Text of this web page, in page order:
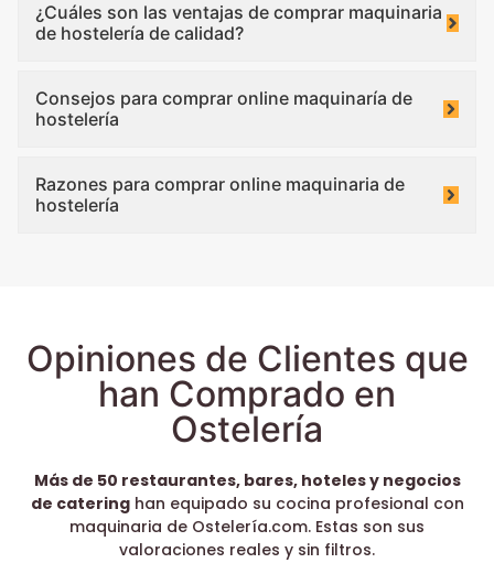
¿Cuáles son las ventajas de comprar maquinaria
de hostelería de calidad?
Consejos para comprar online maquinaría de
hostelería
Razones para comprar online maquinaria de
hostelería
Opiniones de Clientes que
han Comprado en
Ostelería
Más de 50 restaurantes, bares, hoteles y negocios
de cateringhan equipado su cocina profesional con
maquinaria de Ostelería.com. Estas son sus
valoraciones reales y sin filtros.